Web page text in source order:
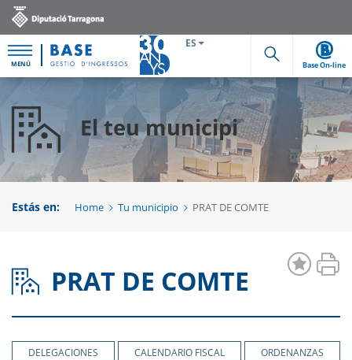
MENÚ
ES
Cerca
Base On-line
El teu municipi
Estás en: Home Tu municipio PRAT DE COMTE
PRAT DE COMTE
DELEGACIONES CALENDARIO FISCAL ORDENANZAS